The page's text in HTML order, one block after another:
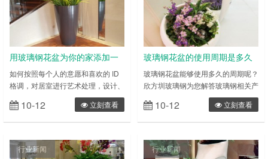
说法，欣方圳玻璃钢特意搜索了相关
的阅读材料和研究文档，得出的解读
也是玻璃钢雕塑无毒。但是在生产过
程……
1、街道玻璃钢花盆工艺流程-设计条
件 由于街道玻璃钢花盆长期暴露于
室外,要经受风吹、雨打、日晒等考
验……
用玻璃钢花盆为你的家添加一
份情怀
如何按照每个人的意愿和喜欢的 ID
格调，对居室进行艺术处理，设计、
装修，打造一个舒适优雅的生态环
境，这就给家居定制设计师提出了更
高的要求，针对当下的家居装饰的理
龄、职业、文化层次、志趣、爱好等
方面的要求，表现为多种文化内涵和
10-12 立刻查看
玻璃钢花盆的使用周期是多久
呢
玻璃钢花盆能够使用多久的周期呢？
欣方圳玻璃钢为您解答玻璃钢相关产
品问题 回答一：玻璃钢花盆，重量
轻，强度高，轻如塑料硬如钢，耐老
化、耐腐蚀、可塑性强，仿真度高，
以上。 回答二：玻璃钢花盆耐腐
蚀，抗老化，使用寿命五年以上 回
10-12 立刻查看
行业新闻 行业新闻